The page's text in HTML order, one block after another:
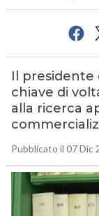
Il presidente
chiave di
alla ricerca
Pubblicato il 07 Dic